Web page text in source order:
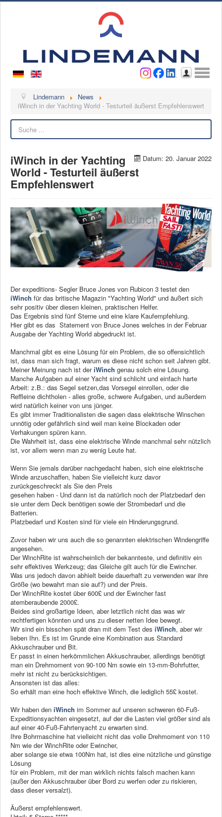
Benutzername
Lindemann
Ansprechpartner
Videos
Kontakt
Ansprechpartner
Kunde werden
Reklamation
News
Produkte
Neuheiten
Katalogcenter
Kataloge bestellen
MyLindemann
MyLindemann
Jobs
Segeltuch
Lindemann
News
iWinch in der Yachting World - Testurteil äußerst Empfehlenswert
Datum: 20. Januar 2022
iWinch in der Yachting
World - Testurteil äußerst
Empfehlenswert
Der expeditions- Segler Bruce Jones von Rubicon 3 testet den
iWinch für das britische Magazin "Yachting World" und äußert sich
sehr positiv über diesen kleinen, praktischen Helfer.
Das Ergebnis sind fünf Sterne und eine klare Kaufempfehlung.
Hier gibt es das Statement von Bruce Jones welches in der Februar
Ausgabe der Yachting World abgedruckt ist.
Manchmal gibt es eine Lösung für ein Problem, die so offensichtlich
ist, dass man sich fragt, warum es diese nicht schon seit Jahren gibt.
Meiner Meinung nach ist deriWinch genau solch eine Lösung.
Manche Aufgaben auf einer Yacht sind schlicht und einfach harte
Arbeit: z.B.: das Segel setzen,das Vorsegel einrollen, oder die
Reffleine dichtholen - alles große, schwere Aufgaben, und außerdem
wird natürlich keiner von uns jünger.
Es gibt immer Traditionalisten die sagen dass elektrische Winschen
unnötig oder gefährlich sind weil man keine Blockaden oder
Verhakungen spüren kann.
Die Wahrheit ist, dass eine elektrische Winde manchmal sehr nützlich
ist, vor allem wenn man zu wenig Leute hat.
Wenn Sie jemals darüber nachgedacht haben, sich eine elektrische
Winde anzuschaffen, haben Sie vielleicht kurz davor
zurückgeschreckt als Sie den Preis
gesehen haben - Und dann ist da natürlich noch der Platzbedarf den
sie unter dem Deck benötigen sowie der Strombedarf und die
Batterien.
Platzbedarf und Kosten sind für viele ein Hinderungsgrund.
Zuvor haben wir uns auch die so genannten elektrischen Windengriffe
angesehen.
Der WinchRite ist wahrscheinlich der bekannteste, und definitiv ein
sehr effektives Werkzeug; das Gleiche gilt auch für die Ewincher.
Was uns jedoch davon abhielt beide dauerhaft zu verwenden war ihre
Größe (wo bewahrt man sie auf?) und der Preis.
Der WinchRite kostet über 600£ und der Ewincher fast
atemberaubende 2000£.
Beides sind großartige Ideen, aber letztlich nicht das was wir
rechtfertigen könnten und uns zu dieser netten Idee bewegt.
Wir sind ein bisschen spät dran mit dem Test des iWinch, aber wir
lieben Ihn. Es ist im Grunde eine Kombination aus Standard
Akkuschrauber und Bit.
Er passt in einen herkömmlichen Akkuschrauber, allerdings benötigt
man ein Drehmoment von 90-100 Nm sowie ein 13-mm-Bohrfutter,
mehr ist nicht zu berücksichtigen.
Ansonsten ist das alles:
So erhält man eine hoch effektive Winch, die lediglich 55£ kostet.
Wir haben den iWinch im Sommer auf unseren schweren 60-Fuß-
Expeditionsyachten eingesetzt, auf der die Lasten viel größer sind als
auf einer 40-Fuß-Fahrtenyacht zu erwarten sind.
Ihre Bohrmaschine hat vielleicht nicht das volle Drehmoment von 110
Nm wie der WinchRite oder Ewincher,
aber solange sie etwa 100Nm hat, ist dies eine nützliche und günstige
Lösung
für ein Problem, mit der man wirklich nichts falsch machen kann
(außer den Akkuschrauber über Bord zu werfen oder zu riskieren,
dass dieser versalzt).
Äußerst empfehlenswert.